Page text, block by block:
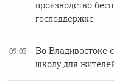
производство
господдержке
09:03
Во Владивостоке
школу для